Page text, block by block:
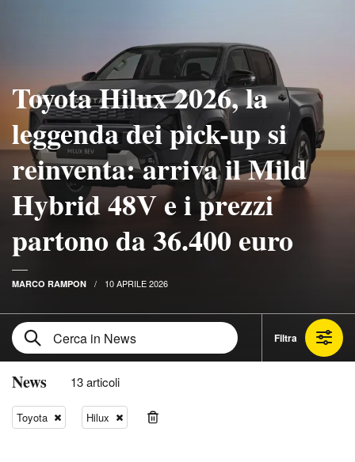
Toyota Hilux 2026, la
leggenda dei pick-up si
reinventa: arriva il Mild
Hybrid 48V e i prezzi
partono da 36.400 euro
MARCO RAMPON 10 APRILE 2026
Filtra
News 13 articoli
Toyota Hilux